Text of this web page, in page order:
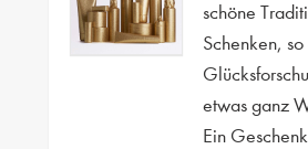
schöne
Schenken,
etwas ganz
Ein